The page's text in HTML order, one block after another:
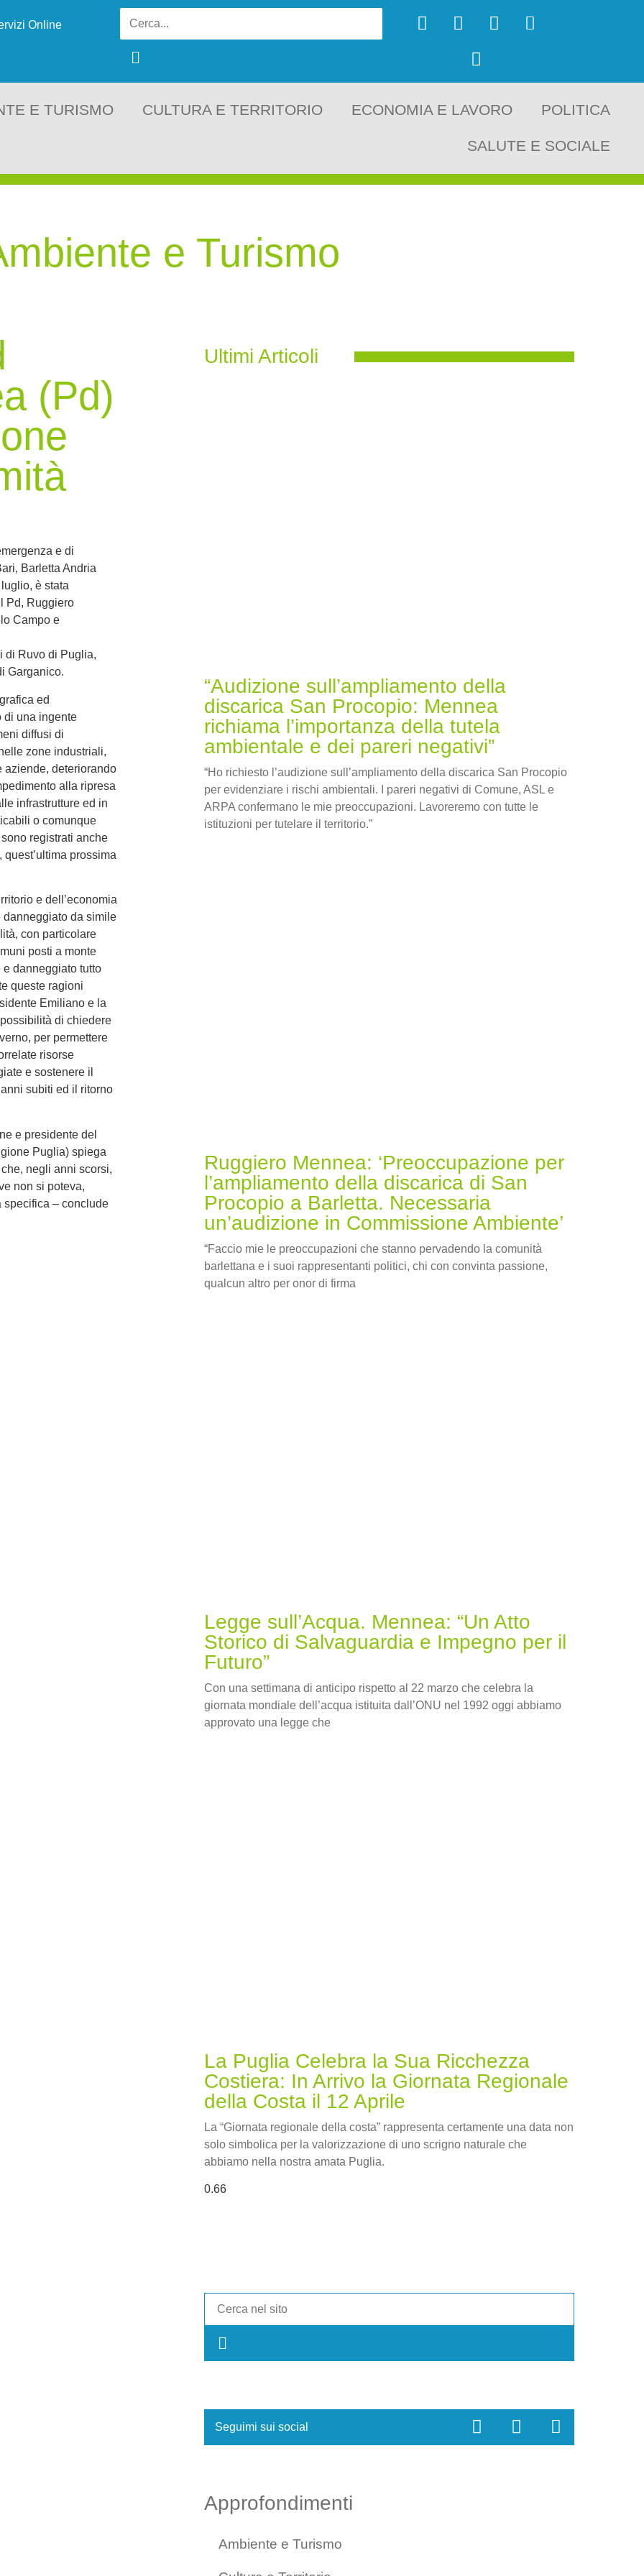
Online
E TURISMO CULTURA E TERRITORIO ECONOMIA E LAVORO POLITICA
SALUTE E SOCIALE
e Turismo
(Pd)
e di
Barletta Andria
è stata
Pd, Ruggiero
Campo e
di Ruvo di Puglia,
Garganico.
ed
di una ingente
diffusi di
zone industriali,
aziende, deteriorando
alla ripresa
infrastrutture ed in
o comunque
registrati anche
prossima
e dell’economia
danneggiato da simile
con particolare
posti a monte
danneggiato tutto
queste ragioni
Emiliano e la
di chiedere
per permettere
risorse
e sostenere il
subiti ed il ritorno
e presidente del
Puglia) spiega
negli anni scorsi,
non si poteva,
specifica – conclude
Ultimi Articoli
“Audizione sull’ampliamento della
discarica San Procopio: Mennea
richiama l’importanza della tutela
ambientale e dei pareri negativi”
“Ho richiesto l’audizione sull’ampliamento della discarica San Procopio
per evidenziare i rischi ambientali. I pareri negativi di Comune, ASL e
ARPA confermano le mie preoccupazioni. Lavoreremo con tutte le
istituzioni per tutelare il territorio.”
Ruggiero Mennea: ‘Preoccupazione per
l’ampliamento della discarica di San
Procopio a Barletta. Necessaria
un’audizione in Commissione Ambiente’
“Faccio mie le preoccupazioni che stanno pervadendo la comunità
barlettana e i suoi rappresentanti politici, chi con convinta passione,
qualcun altro per onor di firma
Legge sull’Acqua. Mennea: “Un Atto
Storico di Salvaguardia e Impegno per il
Futuro”
Con una settimana di anticipo rispetto al 22 marzo che celebra la
giornata mondiale dell’acqua istituita dall’ONU nel 1992 oggi abbiamo
approvato una legge che
La Puglia Celebra la Sua Ricchezza
Costiera: In Arrivo la Giornata Regionale
della Costa il 12 Aprile
La “Giornata regionale della costa” rappresenta certamente una data non
solo simbolica per la valorizzazione di uno scrigno naturale che
abbiamo nella nostra amata Puglia.
Seguimi sui social
Approfondimenti
Ambiente e Turismo